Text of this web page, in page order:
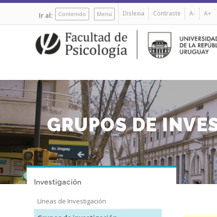
Pasar
contenido
Ir al: Contenido Menú Dislexia Contraste A- A+
GRUPOS DE
Investigación
Líneas de Investigación